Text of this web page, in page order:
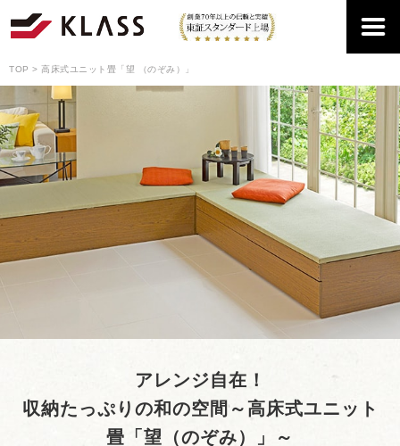
TOP 高床式ユニット畳「望 （のぞみ）」
アレンジ自在！
収納たっぷりの和の空間～高床式ユニット
畳「望（のぞみ）」～